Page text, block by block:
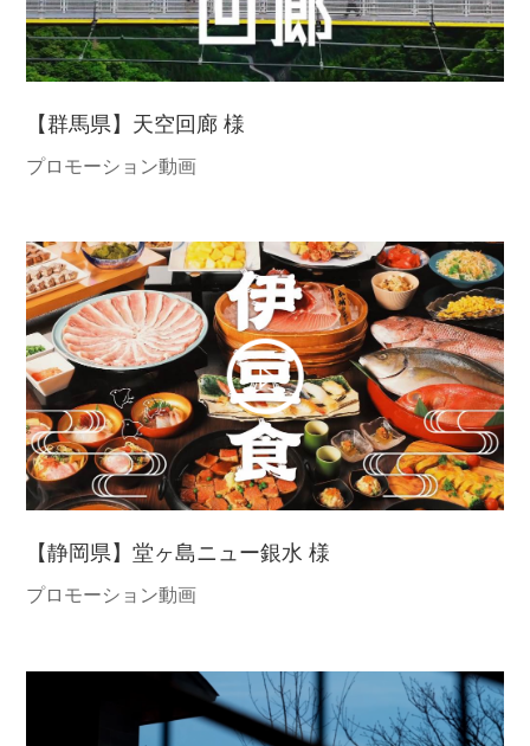
【群馬県】天空回廊 様
プロモーション動画
【静岡県】堂ヶ島ニュー銀水 様
プロモーション動画